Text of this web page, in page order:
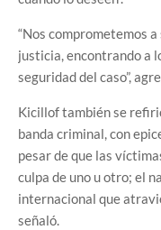
“Nos comprometemos
justicia, encontrando a
seguridad del caso”,
Kicillof también se
banda criminal, con
pesar de que las
culpa de uno u otro; el
internacional que
señaló.